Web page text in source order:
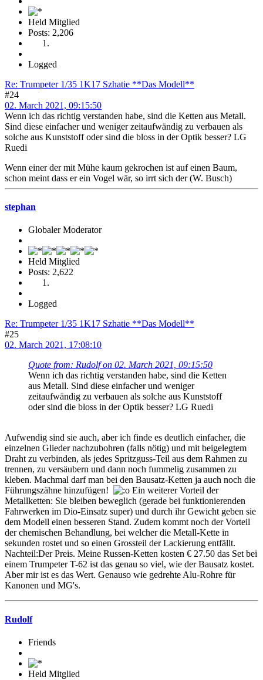
Held Mitglied
Posts: 2,206
Logged
Re: Trumpeter 1/35 1K17 Szhatie **Das Modell**
#24
02. March 2021, 09:15:50
Wenn ich das richtig verstanden habe, sind die Ketten aus Metall.
Sind diese einfacher und weniger zeitaufwändig zu verbauen als
solche aus Kunststoff oder sind die bloss in der Optik besser? LG
Ruedi
Wenn einer der mit Mühe kaum gekrochen ist auf einen Baum,
schon meint dass er ein Vogel wär, so irrt sich der (W. Busch)
stephan
Globaler Moderator
Held Mitglied
Posts: 2,622
Logged
Re: Trumpeter 1/35 1K17 Szhatie **Das Modell**
#25
02. March 2021, 17:08:10
Quote from: Rudolf on 02. March 2021, 09:15:50
Wenn ich das richtig verstanden habe, sind die Ketten
aus Metall. Sind diese einfacher und weniger
zeitaufwändig zu verbauen als solche aus Kunststoff
oder sind die bloss in der Optik besser? LG Ruedi
Aufwendig sind sie auch, aber ich finde es deutlich einfacher, die
einzelnen Glieder nachzubohren (falls nötig) und mit beigelegtem
Draht zu verbinden, als jedes Spritzguss-Teil aus dem Rahmen zu
trennen, zu versäubern und dann noch fummelig zusammen zu
kleben. Machmal darf man bei den Bausatz-Ketten ja auch noch die
Führungszähne hinzufügen!
Ein weiterer Vorteil der
Metallketten: Sie bleiben beweglich (gerade bei funktionierenden
Fahrwerken im Dio-Einsatz super) und durch ihr Gewicht geben sie
dem Modell einen besseren Stand. Zudem kommt noch der Vorteil
der chemischen Behandlung, bei welcher die Metall-Kette in
sekunden rostet und so einen Grossteil der Lackierung entfällt.
Nachteil:Der Preis. Meine Russen-Ketten kosten € 27.50 das Set bei
einem Trumpeter T-62 ist das genau so viel, wie der Bausatz kostet.
Aber mir ist es das Wert. Genauso wie gedrehte Alu-Rohre für
Kanonen und MG's.
Rudolf
Friends
Held Mitglied